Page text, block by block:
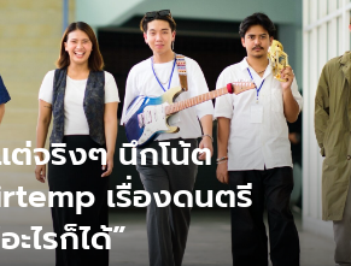
ต่จริงๆ นึกโน้ต
เรื่องดนตรี
ะไรก็ได้”